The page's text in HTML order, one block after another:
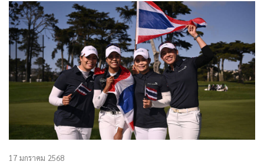
ระหว่างวันที่ 22-24 มกราคม 2568 โดยคุณรังสฤษดิ์ ลักษิตา
นนท์ นายกสมาคมกีฬากอล์ฟแห่งประเทศไทยฯ เชื่อว่าการได้
แข่งขันคราวนี้ จะทำให้นักกอล์ฟไทยได้เก็บเกี่ยวประสบการณ์
การแข่งขันแบบไรเดอร์คัพ ยกทีมกับนักกอล์ฟต่างประเทศ
17 มกราคม 2568